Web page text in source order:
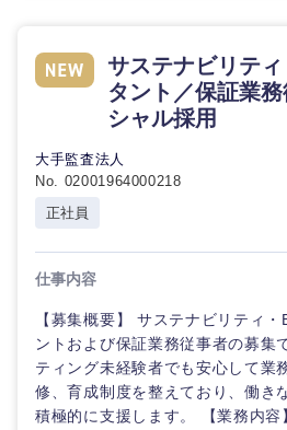
サステナビリテ
タント／保証業
シャル採用
大手監査法人
No. 02001964000218
正社員
仕事内容
【募集概要】 サステナビリティ
ントおよび保証業務従事者の募集
ティング未経験者でも安心して業
修、育成制度を整えており、働き
積極的に支援します。 【業務内